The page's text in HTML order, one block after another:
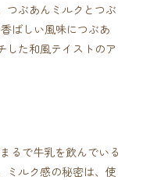
つぶあんミルクとつぶ
ばしい風味につぶあ
した和風テイストのア
るで牛乳を飲んでいる
ミルク感の秘密は、使